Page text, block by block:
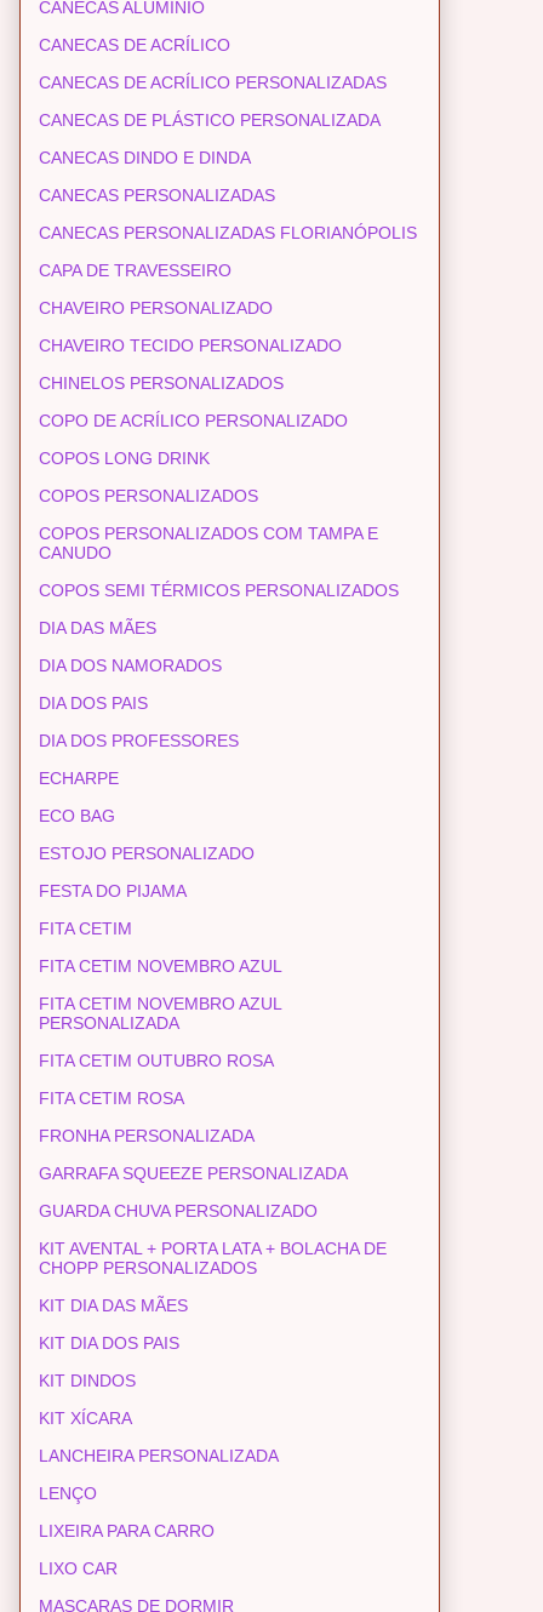
CANECAS ALUMÍNIO
CANECAS DE ACRÍLICO
CANECAS DE ACRÍLICO PERSONALIZADAS
CANECAS DE PLÁSTICO PERSONALIZADA
CANECAS DINDO E DINDA
CANECAS PERSONALIZADAS
CANECAS PERSONALIZADAS FLORIANÓPOLIS
CAPA DE TRAVESSEIRO
CHAVEIRO PERSONALIZADO
CHAVEIRO TECIDO PERSONALIZADO
CHINELOS PERSONALIZADOS
COPO DE ACRÍLICO PERSONALIZADO
COPOS LONG DRINK
COPOS PERSONALIZADOS
COPOS PERSONALIZADOS COM TAMPA E
CANUDO
COPOS SEMI TÉRMICOS PERSONALIZADOS
DIA DAS MÃES
DIA DOS NAMORADOS
DIA DOS PAIS
DIA DOS PROFESSORES
ECHARPE
ECO BAG
ESTOJO PERSONALIZADO
FESTA DO PIJAMA
FITA CETIM
FITA CETIM NOVEMBRO AZUL
FITA CETIM NOVEMBRO AZUL
PERSONALIZADA
FITA CETIM OUTUBRO ROSA
FITA CETIM ROSA
FRONHA PERSONALIZADA
GARRAFA SQUEEZE PERSONALIZADA
GUARDA CHUVA PERSONALIZADO
KIT AVENTAL + PORTA LATA + BOLACHA DE
CHOPP PERSONALIZADOS
KIT DIA DAS MÃES
KIT DIA DOS PAIS
KIT DINDOS
KIT XÍCARA
LANCHEIRA PERSONALIZADA
LENÇO
LIXEIRA PARA CARRO
LIXO CAR
MASCARAS DE DORMIR